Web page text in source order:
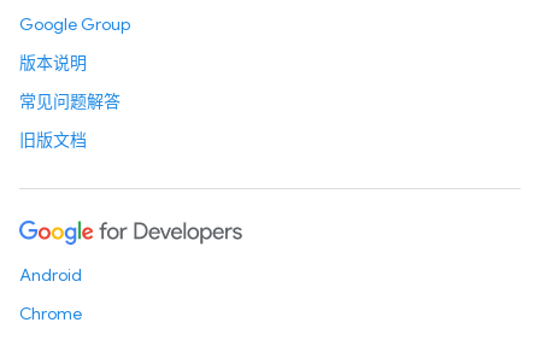
Google Group
版本说明
常见问题解答
旧版文档
Android
Chrome